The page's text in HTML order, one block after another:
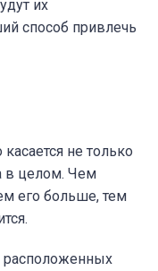
их
способ привлечь
не только
в целом. Чем
его больше, тем
расположенных